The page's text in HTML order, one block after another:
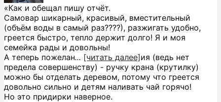
«Как и обещал пишу отчёт.
Самовар шикарный, красивый, вместительный
(объём воды в самый раз????), разжигать удобно,
греется быстро, тепло держит долго! Я и моя
семейка рады и довольны!
А теперь пожелан... [читать далее]ия (ведь нет
предела совершенству) - ручку крана (крутилку)
можно бы отделать деревом, потому что греется
довольно сильно и детям наливать чай горячо!
Но это придирки наверное.